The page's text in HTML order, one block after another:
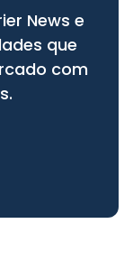
News e
que
com